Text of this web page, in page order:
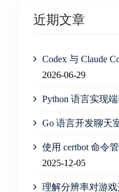
近期文章
Codex 与 Claude
2026-06-29
Python 语言实现
Go 语言开发聊天
使用 certbot 命令
2025-12-05
理解分辨率对游